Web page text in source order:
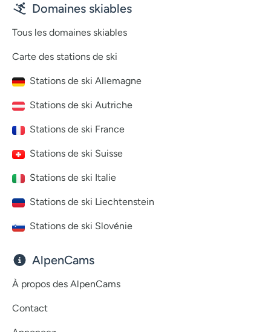
Domaines skiables
Tous les domaines skiables
Carte des stations de ski
Stations de ski Allemagne
Stations de ski Autriche
Stations de ski France
Stations de ski Suisse
Stations de ski Italie
Stations de ski Liechtenstein
Stations de ski Slovénie
AlpenCams
À propos des AlpenCams
Contact